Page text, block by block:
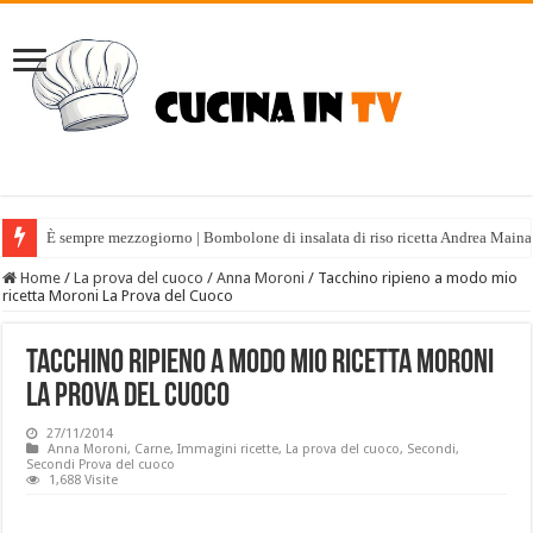
È sempre mezzogiorno | Bombolone di insalata di riso ricetta Andrea
Home / La prova del cuoco / Anna Moroni / Tacchino ripieno a modo mio
ricetta Moroni La Prova del Cuoco
Tacchino ripieno a modo mio ricetta Moroni
La Prova del Cuoco
27/11/2014
Anna Moroni, Carne,Immagini ricette, La prova del cuoco, Secondi,
Secondi Prova del cuoco
1,688 Visite